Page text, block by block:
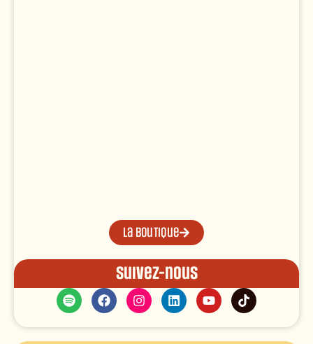
La boutique
Suivez-nous